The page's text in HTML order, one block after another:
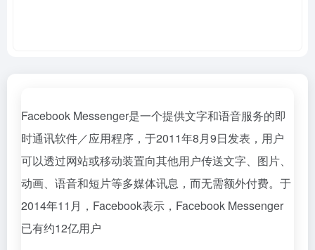
Facebook Messenger是一个提供文字和语音服务的即
时通讯软件／应用程序，于2011年8月9日发表，用户
可以透过网站或移动装置向其他用户传送文字、图片、
动画、语音和短片等多媒体讯息，而无需额外付费。于
2014年11月，Facebook表示，Facebook Messenger
已有约12亿用户